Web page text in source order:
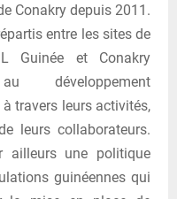
Conakry depuis 2011.
entre les sites de
Guinée et Conakry
développement
travers leurs activités,
leurs collaborateurs.
ailleurs une politique
guinéennes qui